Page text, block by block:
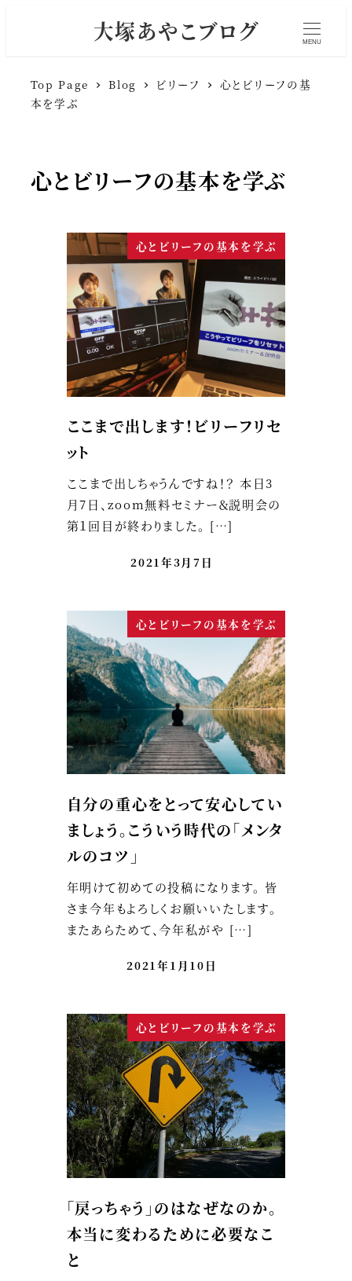
大塚あやこブログ MENU
Top Page Blog ビリーフ
心とビリーフの基
本を学ぶ
心とビリーフの基本を学ぶ
心とビリーフの基本を学ぶ
ここまで出します！ビリーフリセ
ット
ここまで出しちゃうんですね！？ 本日3
月7日、zoom無料セミナー＆説明会の
第１回目が終わりました。 […]
2021年3月7日
心とビリーフの基本を学ぶ
自分の重心をとって安心してい
ましょう。こういう時代の「メンタ
ルのコツ」
年明けて初めての投稿になります。 皆
さま今年もよろしくお願いいたします。
またあらためて、今年私がや […]
2021年1月10日
心とビリーフの基本を学ぶ
「戻っちゃう」のはなぜなのか。
本当に変わるために必要なこ
と